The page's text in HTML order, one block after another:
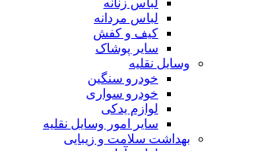
لباس مردانه
کیف و کفش
سایر پوشاک
وسایل نقلیه
خودرو سنگین
خودرو سواری
لوازم یدکی
سایر امور وسایل نقلیه
بهداشت سلامت و زیبایی